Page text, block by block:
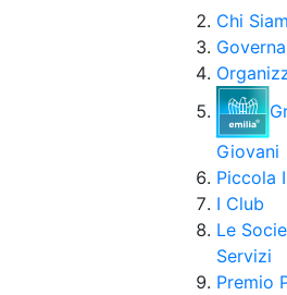
Chi
Giovani
Piccola
I Club
Le
Servizi
Premio